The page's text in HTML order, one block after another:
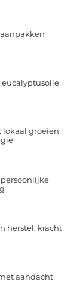
lokaal groeien
herstel, kracht
aandacht